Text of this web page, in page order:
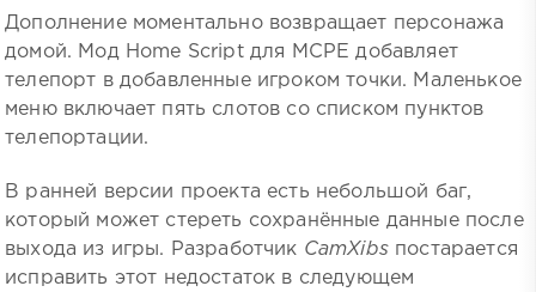
Дополнение моментально возвращает персонажа
домой. Мод Home Script для MCPE добавляет
телепорт в добавленные игроком точки. Маленькое
меню включает пять слотов со списком пунктов
телепортации.
В ранней версии проекта есть небольшой баг,
который может стереть сохранённые данные после
выхода из игры. Разработчик CamXibsпостарается
исправить этот недостаток в следующем